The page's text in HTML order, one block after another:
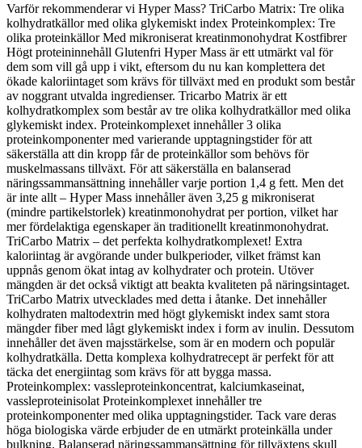
Varför rekommenderar vi Hyper Mass? TriCarbo Matrix: Tre olika
kolhydratkällor med olika glykemiskt index Proteinkomplex: Tre
olika proteinkällor Med mikroniserat kreatinmonohydrat Kostfibrer
Högt proteininnehåll Glutenfri Hyper Mass är ett utmärkt val för
dem som vill gå upp i vikt, eftersom du nu kan komplettera det
ökade kaloriintaget som krävs för tillväxt med en produkt som består
av noggrant utvalda ingredienser. Tricarbo Matrix är ett
kolhydratkomplex som består av tre olika kolhydratkällor med olika
glykemiskt index. Proteinkomplexet innehåller 3 olika
proteinkomponenter med varierande upptagningstider för att
säkerställa att din kropp får de proteinkällor som behövs för
muskelmassans tillväxt. För att säkerställa en balanserad
näringssammansättning innehåller varje portion 1,4 g fett. Men det
är inte allt – Hyper Mass innehåller även 3,25 g mikroniserat
(mindre partikelstorlek) kreatinmonohydrat per portion, vilket har
mer fördelaktiga egenskaper än traditionellt kreatinmonohydrat.
TriCarbo Matrix – det perfekta kolhydratkomplexet! Extra
kaloriintag är avgörande under bulkperioder, vilket främst kan
uppnås genom ökat intag av kolhydrater och protein. Utöver
mängden är det också viktigt att beakta kvaliteten på näringsintaget.
TriCarbo Matrix utvecklades med detta i åtanke. Det innehåller
kolhydraten maltodextrin med högt glykemiskt index samt stora
mängder fiber med lågt glykemiskt index i form av inulin. Dessutom
innehåller det även majsstärkelse, som är en modern och populär
kolhydratkälla. Detta komplexa kolhydratrecept är perfekt för att
täcka det energiintag som krävs för att bygga massa.
Proteinkomplex: vassleproteinkoncentrat, kalciumkaseinat,
vassleproteinisolat Proteinkomplexet innehåller tre
proteinkomponenter med olika upptagningstider. Tack vare deras
höga biologiska värde erbjuder de en utmärkt proteinkälla under
bulkning. Balanserad näringssammansättning för tillväxtens skull